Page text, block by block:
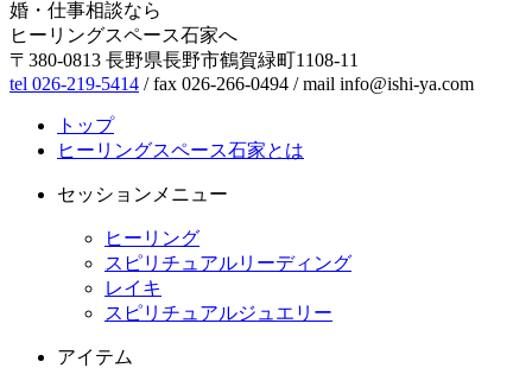
婚・仕事相談なら
ヒーリングスペース石家へ
〒380-0813 長野県長野市鶴賀緑町1108-11
tel 026-219-5414 / fax 026-266-0494 / mail info@ishi-ya.com
トップ
ヒーリングスペース石家とは
セッションメニュー
ヒーリング
スピリチュアルリーディング
レイキ
スピリチュアルジュエリー
アイテム